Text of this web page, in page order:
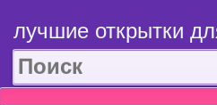
лучшие открытки